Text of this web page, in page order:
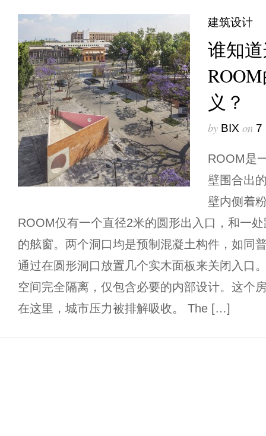
建筑设计
谁知
义？
by BIX on 7
ROOM是
壁围合出
壁内侧着
ROOM仅有一个直径2米的圆形出入口，和一
的舷窗。两个洞口均是预制混凝土构件，如同
通过在圆形洞口放置几个实木面板来关闭入口
空间完全隔离，仅包含必要的内部设计。这个
在这里，城市压力被排解吸收。 The […]